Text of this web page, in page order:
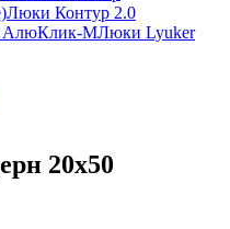
Люки Контур 2.0
МЛюки Lyuker
20х50